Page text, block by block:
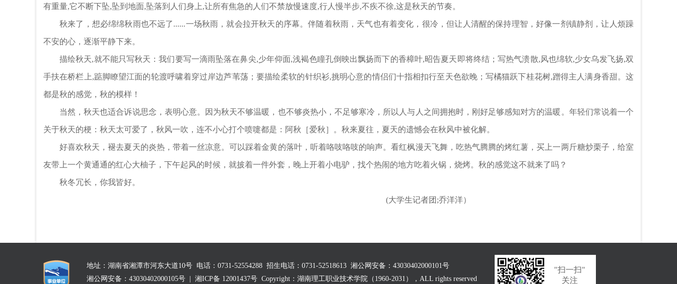
有重量,它不断下坠,坠到地面,坠落到人们身上,让所有焦急的人们不禁放慢速度,行人慢半步,不疾不徐,这是秋天的节奏。
秋来了，想必绵绵秋雨也不远了......一场秋雨，就会拉开秋天的序幕。伴随着秋雨，天气也有着变化，很冷，但让人清醒的保持理智，好像一剂镇静剂，让人烦躁
不安的心，逐渐平静下来。
描绘秋天,就不能只写秋天：我们要写一滴雨坠落在鼻尖,少年仰面,浅褐色瞳孔倒映出飘扬而下的香樟叶,昭告夏天即将终结；写热气溃散,风也绵软,少女乌发飞扬,双
手扶在桥栏上,踮脚瞭望江面的轮渡呼啸着穿过岸边芦苇荡；要描绘柔软的针织衫,挑明心意的情侣们十指相扣行至天色欲晚；写橘猫跃下桂花树,蹭得主人满身香甜。这
都是秋的感觉，秋的模样！
当然，秋天也适合诉说思念，表明心意。因为秋天不够温暖，也不够炎热小，不足够寒冷，所以人与人之间拥抱时，刚好足够感知对方的温暖。年轻们常说着一个
关于秋天的梗：秋天太可爱了，秋风一吹，连不小心打个喷嚏都是：阿秋［爱秋］。秋来夏往，夏天的遗憾会在秋风中被化解。
好喜欢秋天，褪去夏天的炎热，带着一丝凉意。可以踩着金黄的落叶，听着咯吱咯吱的响声。看红枫漫天飞舞，吃热气腾腾的烤红薯，买上一两斤糖炒栗子，给室
友带上一个黄通通的红心大柚子，下午起风的时候，就披着一件外套，晚上开着小电驴，找个热闹的地方吃着火锅，烧烤。秋的感觉这不就来了吗？
秋冬冗长，你我皆好。
(大学生记者团;乔洋洋）
地址：湖南省湘潭市河东大道10号 电话：0731-52554288 招生电话：0731-52518613 湘公网安备：43030402000101号
湘公网安备：43030402000105号
湘ICP备 12001437号 Copyright：湖南理工职业技术学院（1960-2031），ALL rights reserved
"扫一扫"
关注